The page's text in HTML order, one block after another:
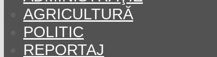
AGRICULTURĂ
POLITIC
REPORTAJ